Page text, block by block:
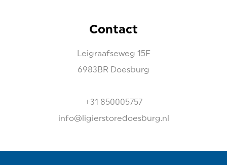
Contact
Leigraafseweg 15F
6983BR Doesburg
+31 850005757
info@ligierstoredoesburg.nl